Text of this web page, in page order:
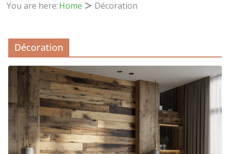
You are here:Home Décoration
Décoration